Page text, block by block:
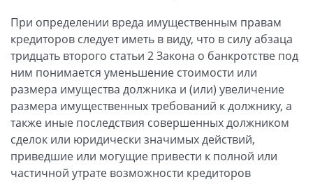
При определении вреда имущественным правам
кредиторов следует иметь в виду, что в силу абзаца
тридцать второго статьи 2 Закона о банкротстве под
ним понимается уменьшение стоимости или
размера имущества должника и (или) увеличение
размера имущественных требований к должнику, а
также иные последствия совершенных должником
сделок или юридически значимых действий,
приведшие или могущие привести к полной или
частичной утрате возможности кредиторов